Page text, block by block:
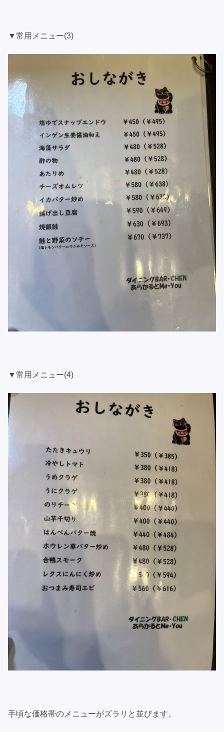
▼常用メニュー(3)
▼常用メニュー(4)
手頃な価格帯のメニューがズラリと並びます。